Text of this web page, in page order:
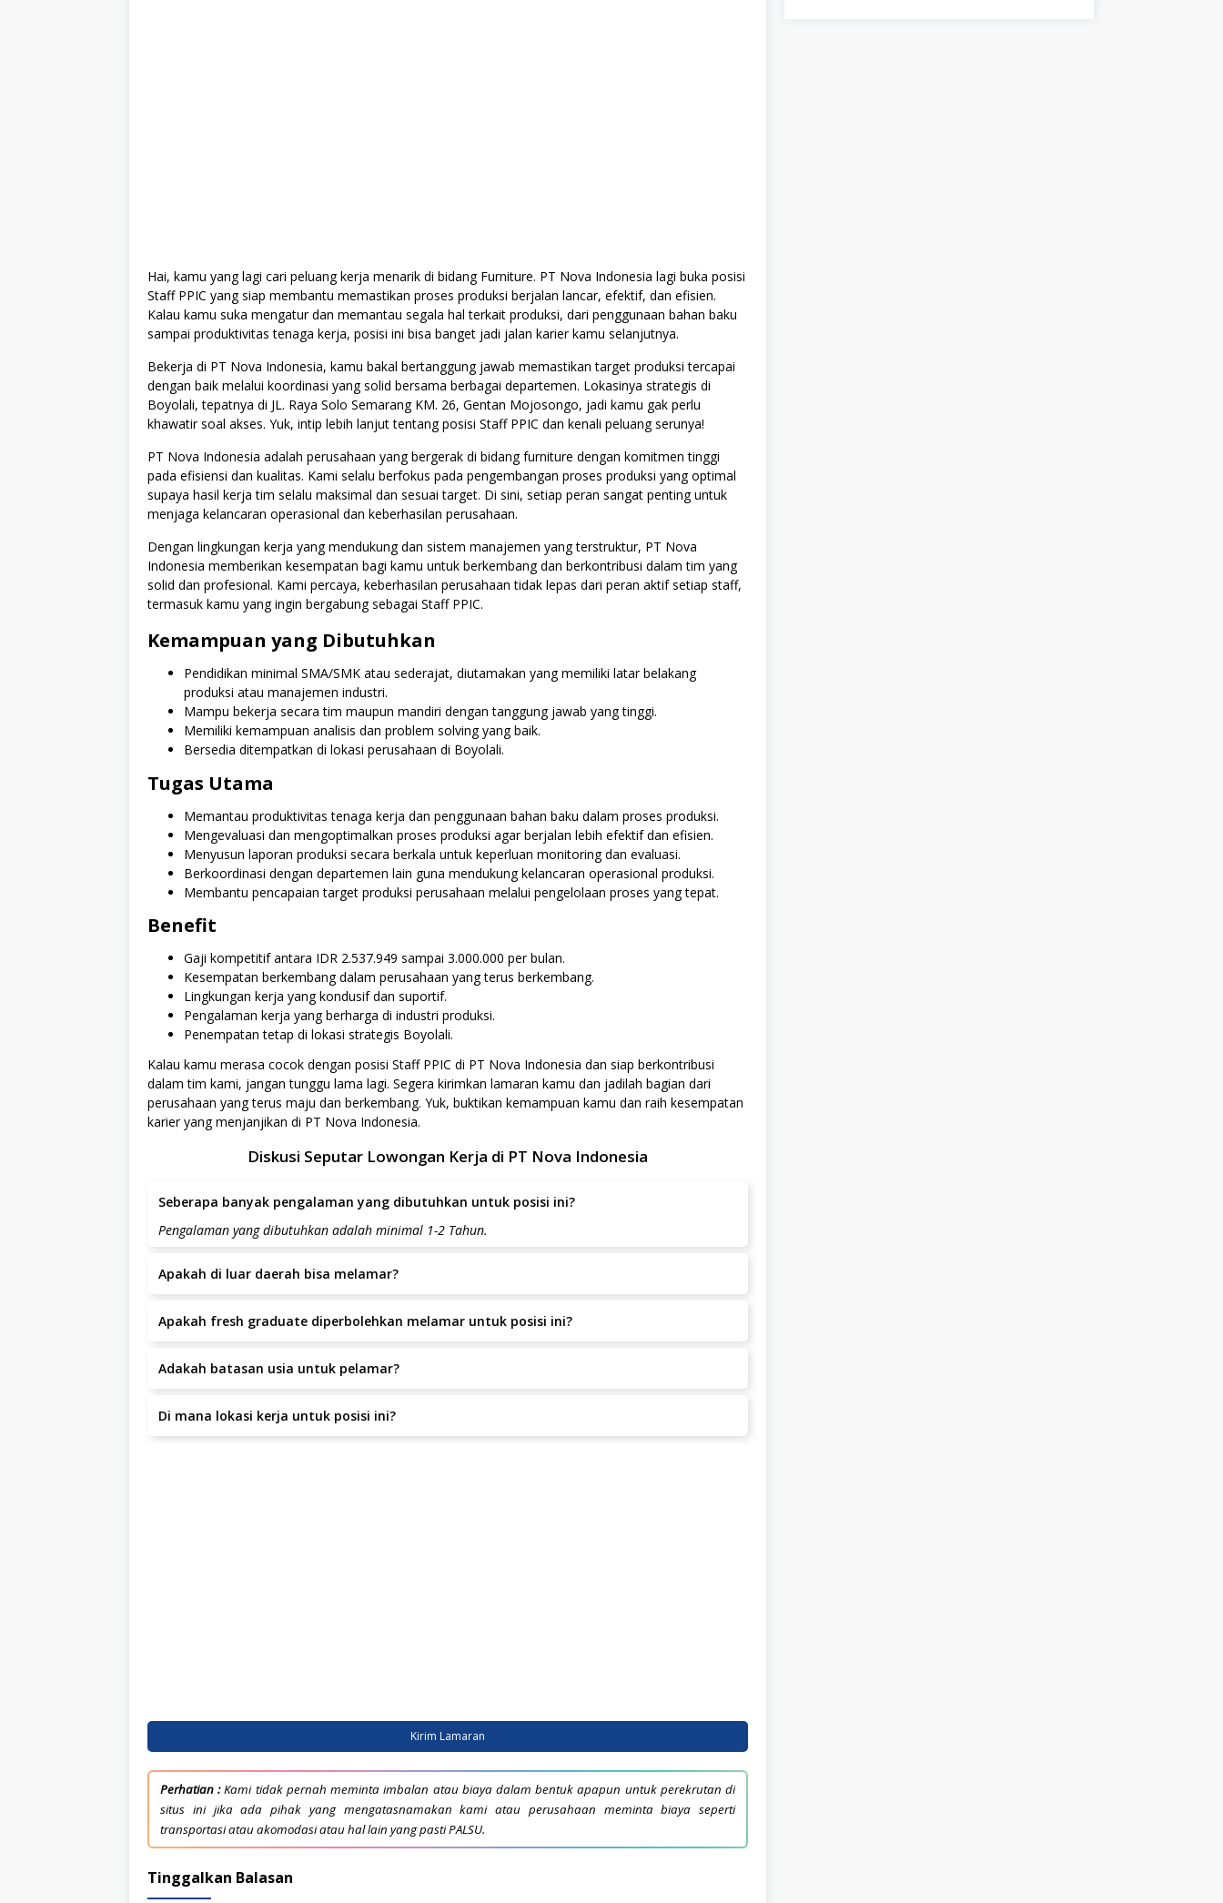
Hai, kamu yang lagi cari peluang kerja menarik di bidang Furniture. PT Nova Indonesia lagi buka posisi
Staff PPIC yang siap membantu memastikan proses produksi berjalan lancar, efektif, dan efisien.
Kalau kamu suka mengatur dan memantau segala hal terkait produksi, dari penggunaan bahan baku
sampai produktivitas tenaga kerja, posisi ini bisa banget jadi jalan karier kamu selanjutnya.
Bekerja di PT Nova Indonesia, kamu bakal bertanggung jawab memastikan target produksi tercapai
dengan baik melalui koordinasi yang solid bersama berbagai departemen. Lokasinya strategis di
Boyolali, tepatnya di JL. Raya Solo Semarang KM. 26, Gentan Mojosongo, jadi kamu gak perlu
khawatir soal akses. Yuk, intip lebih lanjut tentang posisi Staff PPIC dan kenali peluang serunya!
PT Nova Indonesia adalah perusahaan yang bergerak di bidang furniture dengan komitmen tinggi
pada efisiensi dan kualitas. Kami selalu berfokus pada pengembangan proses produksi yang optimal
supaya hasil kerja tim selalu maksimal dan sesuai target. Di sini, setiap peran sangat penting untuk
menjaga kelancaran operasional dan keberhasilan perusahaan.
Dengan lingkungan kerja yang mendukung dan sistem manajemen yang terstruktur, PT Nova
Indonesia memberikan kesempatan bagi kamu untuk berkembang dan berkontribusi dalam tim yang
solid dan profesional. Kami percaya, keberhasilan perusahaan tidak lepas dari peran aktif setiap staff,
termasuk kamu yang ingin bergabung sebagai Staff PPIC.
Kemampuan yang Dibutuhkan
Pendidikan minimal SMA/SMK atau sederajat, diutamakan yang memiliki latar belakang
produksi atau manajemen industri.
Mampu bekerja secara tim maupun mandiri dengan tanggung jawab yang tinggi.
Memiliki kemampuan analisis dan problem solving yang baik.
Bersedia ditempatkan di lokasi perusahaan di Boyolali.
Tugas Utama
Memantau produktivitas tenaga kerja dan penggunaan bahan baku dalam proses produksi.
Mengevaluasi dan mengoptimalkan proses produksi agar berjalan lebih efektif dan efisien.
Menyusun laporan produksi secara berkala untuk keperluan monitoring dan evaluasi.
Berkoordinasi dengan departemen lain guna mendukung kelancaran operasional produksi.
Membantu pencapaian target produksi perusahaan melalui pengelolaan proses yang tepat.
Benefit
Gaji kompetitif antara IDR 2.537.949 sampai 3.000.000 per bulan.
Kesempatan berkembang dalam perusahaan yang terus berkembang.
Lingkungan kerja yang kondusif dan suportif.
Pengalaman kerja yang berharga di industri produksi.
Penempatan tetap di lokasi strategis Boyolali.
Kalau kamu merasa cocok dengan posisi Staff PPIC di PT Nova Indonesia dan siap berkontribusi
dalam tim kami, jangan tunggu lama lagi. Segera kirimkan lamaran kamu dan jadilah bagian dari
perusahaan yang terus maju dan berkembang. Yuk, buktikan kemampuan kamu dan raih kesempatan
karier yang menjanjikan di PT Nova Indonesia.
Diskusi Seputar Lowongan Kerja di PT Nova Indonesia
Seberapa banyak pengalaman yang dibutuhkan untuk posisi ini?
Pengalaman yang dibutuhkan adalah minimal 1-2 Tahun.
Apakah di luar daerah bisa melamar?
SEMARANG KM. 26, GENTAN MOJOSONGO BOYOLALI, Boyolali, Boyolali.
Apakah fresh graduate diperbolehkan melamar untuk posisi ini?
Adakah batasan usia untuk pelamar?
Di mana lokasi kerja untuk posisi ini?
Kirim Lamaran
Perhatian :Kami tidak pernah meminta imbalan atau biaya dalam bentuk apapun untuk perekrutan di
situs ini jika ada pihak yang mengatasnamakan kami atau perusahaan meminta biaya seperti
transportasi atau akomodasi atau hal lain yang pasti PALSU.
Tinggalkan Balasan